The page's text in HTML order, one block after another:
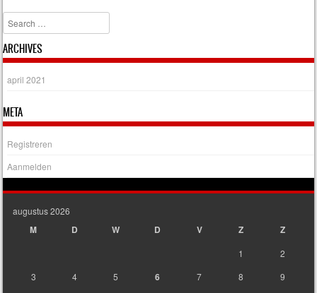
Search
ARCHIVES
april 2021
META
Registreren
Aanmelden
augustus 2026
M D W D V Z Z
1
2
3
4 5 6 7 8
9